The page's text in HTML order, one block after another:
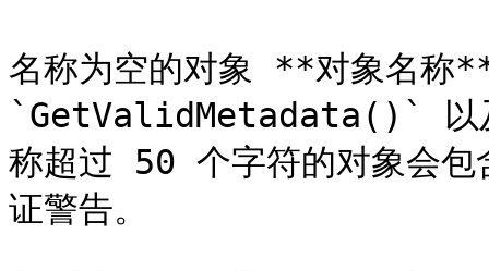
名称为空的对象 **对象名
`GetValidMetadata()` 以
称超过 50 个字符的对象会包
证警告。